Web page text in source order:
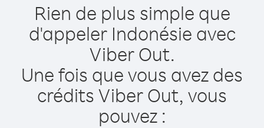
Rien de plus simple que
d'appeler Indonésie avec
Viber Out.
Une fois que vous avez des
crédits Viber Out, vous
pouvez :